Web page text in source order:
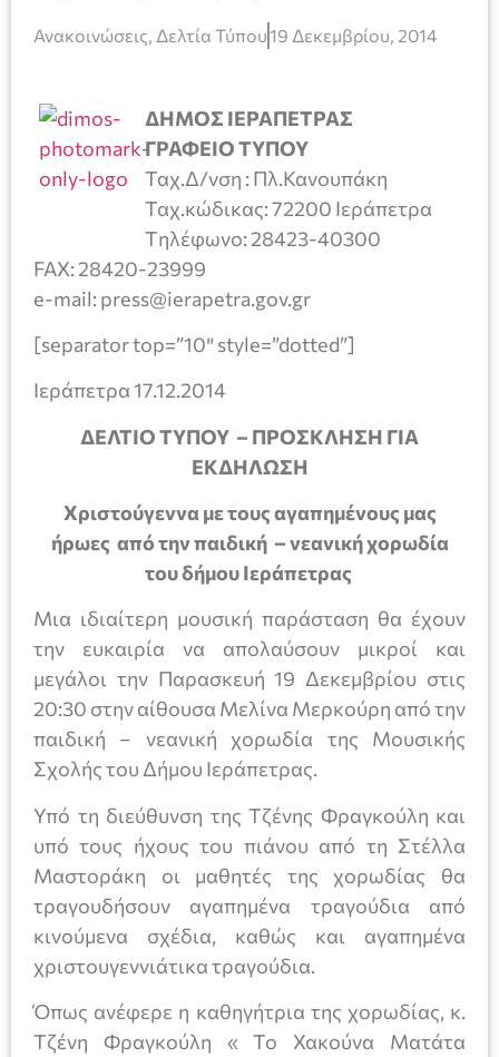
Ανακοινώσεις Δελτία Τύπου19 Δεκεμβρίου, 2014
ΔΗΜΟΣ ΙΕΡΑΠΕΤΡΑΣ
ΓΡΑΦΕΙΟ ΤΥΠΟΥ
Ταχ.Δ/νση : Πλ.Κανουπάκη
Ταχ.κώδικας: 72200 Ιεράπετρα
Tηλέφωνο: 28423-40300
FAX: 28420-23999
e-mail: press@ierapetra.gov.gr
[separator top=”10″ style=”dotted”]
Ιεράπετρα 17.12.2014
ΔΕΛΤΙΟ ΤΥΠΟΥ – ΠΡΟΣΚΛΗΣΗ ΓΙΑ
ΕΚΔΗΛΩΣΗ
Χριστούγεννα με τους αγαπημένους μας
ήρωες από την παιδική – νεανική χορωδία
του δήμου Ιεράπετρας
Μια ιδιαίτερη μουσική παράσταση θα έχουν
την ευκαιρία να απολαύσουν μικροί και
μεγάλοι την Παρασκευή 19 Δεκεμβρίου στις
20:30 στην αίθουσα Μελίνα Μερκούρη από την
παιδική – νεανική χορωδία της Μουσικής
Σχολής του Δήμου Ιεράπετρας.
Υπό τη διεύθυνση της Τζένης Φραγκούλη και
υπό τους ήχους του πιάνου από τη Στέλλα
Μαστοράκη οι μαθητές της χορωδίας θα
τραγουδήσουν αγαπημένα τραγούδια από
κινούμενα σχέδια, καθώς και αγαπημένα
χριστουγεννιάτικα τραγούδια.
Όπως ανέφερε η καθηγήτρια της χορωδίας, κ.
Τζένη Φραγκούλη « Το Χακούνα Ματάτα